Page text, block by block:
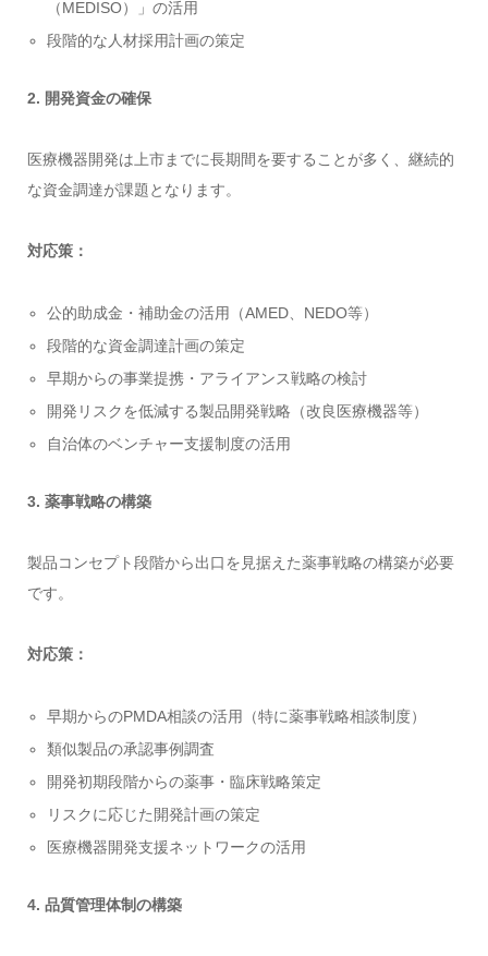
（MEDISO）」の活用
段階的な人材採用計画の策定
2. 開発資金の確保
医療機器開発は上市までに長期間を要することが多く、継続的
な資金調達が課題となります。
対応策：
公的助成金・補助金の活用（AMED、NEDO等）
段階的な資金調達計画の策定
早期からの事業提携・アライアンス戦略の検討
開発リスクを低減する製品開発戦略（改良医療機器等）
自治体のベンチャー支援制度の活用
3. 薬事戦略の構築
製品コンセプト段階から出口を見据えた薬事戦略の構築が必要
です。
対応策：
早期からのPMDA相談の活用（特に薬事戦略相談制度）
類似製品の承認事例調査
開発初期段階からの薬事・臨床戦略策定
リスクに応じた開発計画の策定
医療機器開発支援ネットワークの活用
4. 品質管理体制の構築